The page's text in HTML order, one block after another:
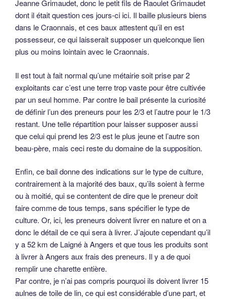
Jeanne Grimaudet, donc le petit fils de Raoulet Grimaudet
dont il était question ces jours-ci ici. Il baille plusieurs biens
dans le Craonnais, et ces baux attestent qu’il en est
possesseur, ce qui laisserait supposer un quelconque lien
plus ou moins lointain avec le Craonnais.
Il est tout à fait normal qu’une métairie soit prise par 2
exploitants car c’est une terre trop vaste pour être cultivée
par un seul homme. Par contre le bail présente la curiosité
de définir l’un des preneurs pour les 2/3 et l’autre pour le 1/3
restant. Une telle répartition pour laisser supposer aussi
que celui qui prend les 2/3 est le plus jeune et l’autre son
beau-père, mais ceci reste du domaine de la supposition.
Enfin, ce bail donne des indications sur le type de culture,
contrairement à la majorité des baux, qu’ils soient à ferme
ou à moitié, qui se contentent de dire que le preneur doit
faire comme de tous temps, sans spécifier le type de
culture. Or, ici, les preneurs doivent livrer en nature et on a
donc le détail de ce qui sera à livrer. J’ajoute cependant qu’il
y a 52 km de Laigné à Angers et que tous les produits sont
à livrer à Angers aux frais des preneurs. Il y a de quoi
remplir une charette entière.
Par contre, je n’ai pas compris pourquoi ils doivent livrer 15
aulnes de toile de lin, ce qui est considérable d’une part, et